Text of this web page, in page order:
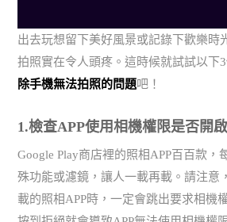
出去玩想留下美好風景或記錄下歡樂時
拍照實在令人頭疼。這時候就試試以下
除手機無法拍照的問題吧！
1.檢查APP使用相機權限是否開啟
Google Play商店裡的照相APP百百款，
殊功能或濾鏡，讓人一載再載。請注意
載的照相APP時，一定會跳出要求相機